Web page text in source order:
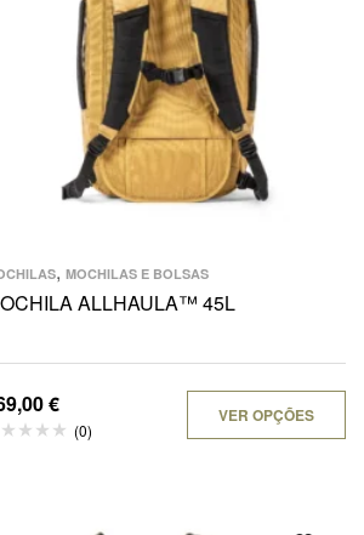
, MOCHILAS E BOLSAS
ALLHAULA™ 45L
€
(0)
VER OPÇÕES